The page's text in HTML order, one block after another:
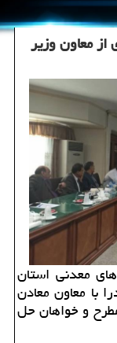
معاون وزیر
معدنی استان
با معاون معادن
و خواهان حل